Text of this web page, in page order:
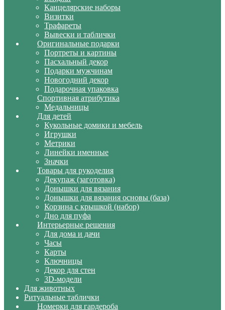
Канцелярские наборы
Визитки
Трафареты
Вывески и таблички
Оригинальные подарки
Портреты и картины
Пасхальный декор
Подарки мужчинам
Новогодний декор
Подарочная упаковка
Спортивная атрибутика
Медальницы
Для детей
Кукольные домики и мебель
Игрушки
Метрики
Линейки именные
Значки
Товары для рукоделия
Декупаж (заготовка)
Донышки для вязания
Донышки для вязания основы (база)
Корзина с крышкой (набор)
Дно для пуфа
Интерьерные решения
Для дома и дачи
Часы
Карты
Ключницы
Декор для стен
3D-модели
Для животных
Ритуальные таблички
Номерки для гардероба